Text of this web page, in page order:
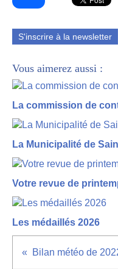
S'inscrire à la newsletter
Vous aimerez aussi :
La commission de
La Municipalité de
Votre revue de
Les médaillés 2026
Bilan météo de